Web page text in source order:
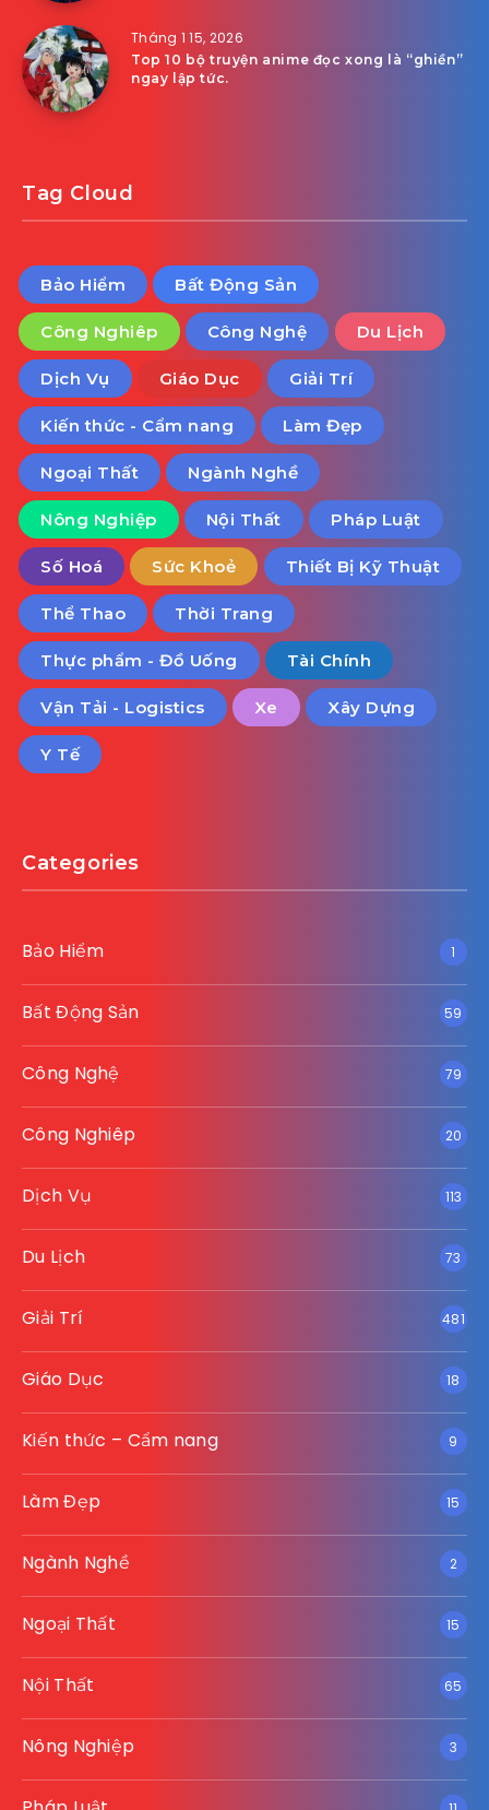
Tháng 1 15, 2026
Top 10 bộ truyện anime đọc xong là “ghiền”
ngay lập tức.
Tag Cloud
Bảo Hiểm Bất Động Sản
Công Nghiêp Công Nghệ Du Lịch
Dịch Vụ Giáo Dục Giải Trí
Kiến thức - Cẩm nang Làm Đẹp
Ngoại Thất Ngành Nghề
Nông Nghiệp Nội Thất Pháp Luật
Số Hoá Sức Khoẻ Thiết Bị Kỹ Thuật
Thể Thao Thời Trang
Thực phẩm - Đồ Uống Tài Chính
Vận Tải - Logistics Xe Xây Dựng
Y Tế
Categories
Bảo Hiểm 1
Bất Động Sản 59
Công Nghệ 79
Công Nghiêp 20
Dịch Vụ 113
Du Lịch 73
Giải Trí 481
Giáo Dục 18
Kiến thức – Cẩm nang 9
Làm Đẹp 15
Ngành Nghề 2
Ngoại Thất 15
Nội Thất 65
Nông Nghiệp 3